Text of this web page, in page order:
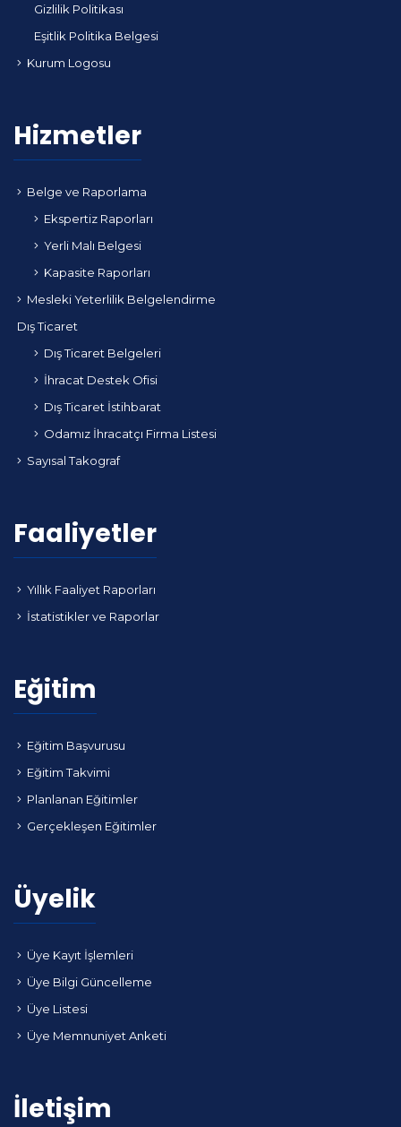
Gizlilik Politikası
Eşitlik Politika Belgesi
Kurum Logosu
Hizmetler
Belge ve Raporlama
Ekspertiz Raporları
Yerli Malı Belgesi
Kapasite Raporları
Mesleki Yeterlilik Belgelendirme
Dış Ticaret
Dış Ticaret Belgeleri
İhracat Destek Ofisi
Dış Ticaret İstihbarat
Odamız İhracatçı Firma Listesi
Sayısal Takograf
Faaliyetler
Yıllık Faaliyet Raporları
İstatistikler ve Raporlar
Eğitim
Eğitim Başvurusu
Eğitim Takvimi
Planlanan Eğitimler
Gerçekleşen Eğitimler
Üyelik
Üye Kayıt İşlemleri
Üye Bilgi Güncelleme
Üye Listesi
Üye Memnuniyet Anketi
İletişim